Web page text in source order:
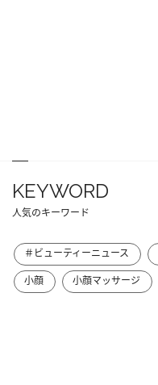
KEYWORD
人気のキーワード
＃ビューティーニュース
小顔
小顔マッサージ